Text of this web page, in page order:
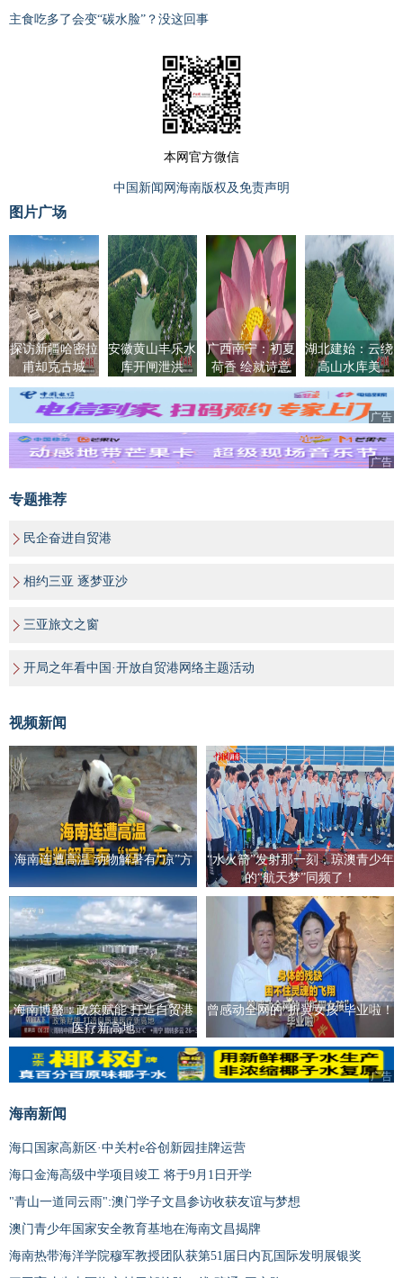
主食吃多了会变“碳水脸”？没这回事
本网官方微信
中国新闻网海南版权及免责声明
图片广场
探访新疆哈密拉
甫却克古城
安徽黄山丰乐水
库开闸泄洪
广西南宁：初夏
荷香 绘就诗意
画卷
湖北建始：云绕
高山水库美
广告
广告
专题推荐
民企奋进自贸港
相约三亚 逐梦亚沙
三亚旅文之窗
开局之年看中国·开放自贸港网络主题活动
视频新闻
海南连遭高温 动物解暑有“凉”方
“水火箭”发射那一刻，琼澳青少年
的“航天梦”同频了！
海南博螯：政策赋能 打造自贸港
医疗新高地
曾感动全网的“折翼女孩”毕业啦！
广告
海南新闻
海口国家高新区·中关村e谷创新园挂牌运营
海口金海高级中学项目竣工 将于9月1日开学
"青山一道同云雨":澳门学子文昌参访收获友谊与梦想
澳门青少年国家安全教育基地在海南文昌揭牌
海南热带海洋学院穆军教授团队获第51届日内瓦国际发明展银奖